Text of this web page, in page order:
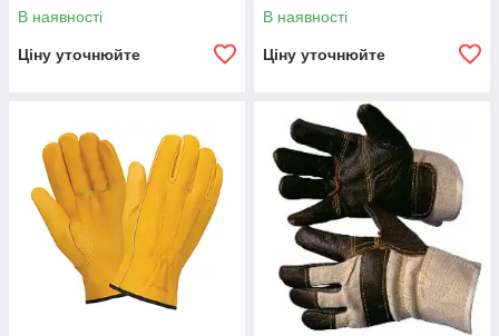
В наявності
Ціну уточнюйте
В наявності
Ціну уточнюйте